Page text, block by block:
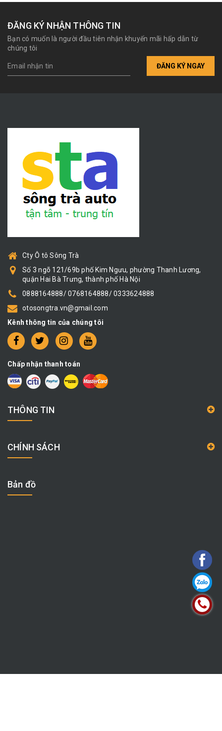
hàng ạ!
ĐĂNG KÝ NHẬN THÔNG TIN
Bạn có muốn là người đầu tiên nhận khuyến mãi hấp dẫn từ
chúng tôi
ĐĂNG KÝ NGAY
Cty Ô tô Sông Trà
Số 3 ngõ 121/69b phố Kim Ngưu, phường Thanh Lương,
quận Hai Bà Trưng, thành phố Hà Nội
0888164888/ 0768164888/ 0333624888
otosongtra.vn@gmail.com
Kênh thông tin của chúng tôi
Chấp nhận thanh toán
THÔNG TIN
CHÍNH SÁCH
Bản đồ